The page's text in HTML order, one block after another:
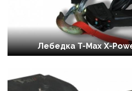
Лебедка T-Max X-